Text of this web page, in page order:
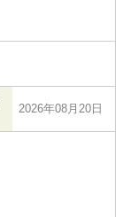
2026年08月20日